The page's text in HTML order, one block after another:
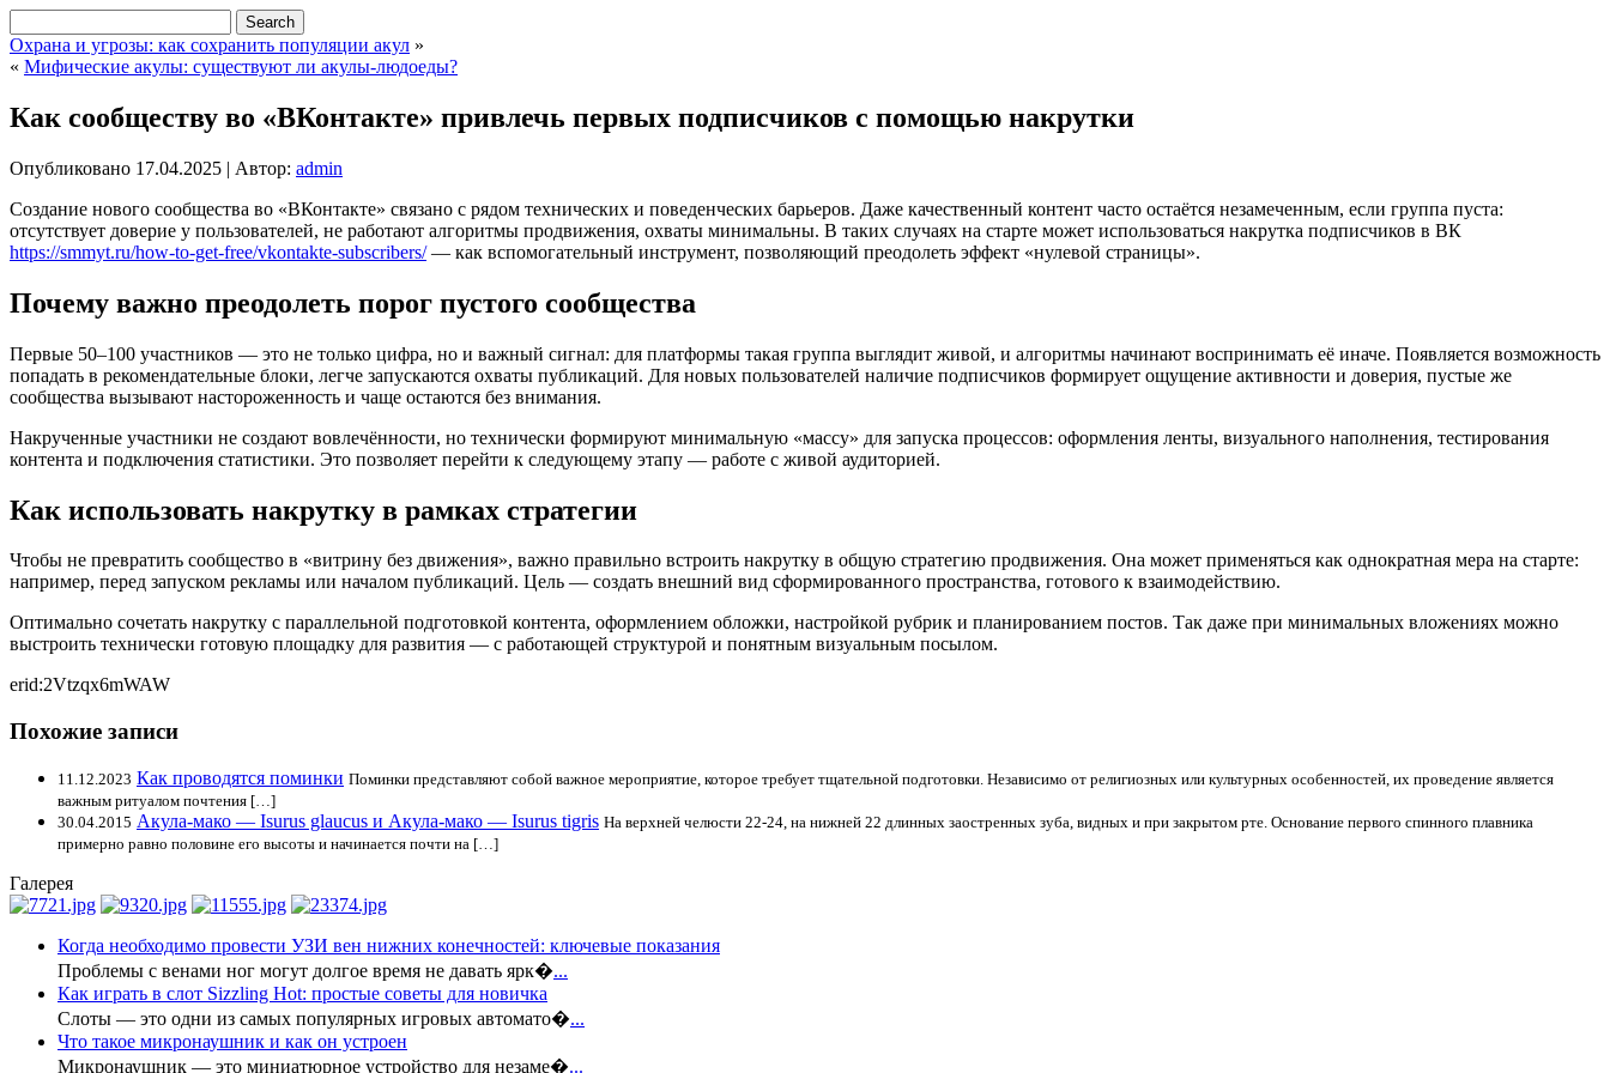
Охрана и угрозы: как сохранить популяции акул »
« Мифические акулы: существуют ли акулы-людоеды?
Как сообществу во «ВКонтакте» привлечь первых подписчиков с помощью накрутки
Опубликовано 17.04.2025 | Автор: admin
Создание нового сообщества во «ВКонтакте» связано с рядом технических и поведенческих барьеров. Даже качественный контент часто остаётся незамеченным, если группа пуста:
отсутствует доверие у пользователей, не работают алгоритмы продвижения, охваты минимальны. В таких случаях на старте может использоваться накрутка подписчиков в ВК
https://smmyt.ru/how-to-get-free/vkontakte-subscribers/— как вспомогательный инструмент, позволяющий преодолеть эффект «нулевой страницы».
Почему важно преодолеть порог пустого сообщества
Первые 50–100 участников — это не только цифра, но и важный сигнал: для платформы такая группа выглядит живой, и алгоритмы начинают воспринимать её иначе. Появляется возможность
попадать в рекомендательные блоки, легче запускаются охваты публикаций. Для новых пользователей наличие подписчиков формирует ощущение активности и доверия, пустые же
сообщества вызывают настороженность и чаще остаются без внимания.
Накрученные участники не создают вовлечённости, но технически формируют минимальную «массу» для запуска процессов: оформления ленты, визуального наполнения, тестирования
контента и подключения статистики. Это позволяет перейти к следующему этапу — работе с живой аудиторией.
Как использовать накрутку в рамках стратегии
Чтобы не превратить сообщество в «витрину без движения», важно правильно встроить накрутку в общую стратегию продвижения. Она может применяться как однократная мера на старте:
например, перед запуском рекламы или началом публикаций. Цель — создать внешний вид сформированного пространства, готового к взаимодействию.
Оптимально сочетать накрутку с параллельной подготовкой контента, оформлением обложки, настройкой рубрик и планированием постов. Так даже при минимальных вложениях можно
выстроить технически готовую площадку для развития — с работающей структурой и понятным визуальным посылом.
erid:2Vtzqx6mWAW
Похожие записи
11.12.2023 Как проводятся поминки Поминки представляют собой важное мероприятие, которое требует тщательной подготовки. Независимо от религиозных или культурных особенностей, их проведение является
важным ритуалом почтения […]
30.04.2015 Акула-мако — Isurus glaucus и Акула-мако — Isurus tigris На верхней челюсти 22-24, на нижней 22 длинных заостренных зуба, видных и при закрытом рте. Основание первого спинного плавника
примерно равно половине его высоты и начинается почти на […]
Галерея
Когда необходимо провести УЗИ вен нижних конечностей: ключевые показания
Проблемы с венами ног могут долгое время не давать ярк�...
Как играть в слот Sizzling Hot: простые советы для новичка
Слоты — это одни из самых популярных игровых автомато�...
Что такое микронаушник и как он устроен
Микронаушник — это миниатюрное устройство для незаме�...